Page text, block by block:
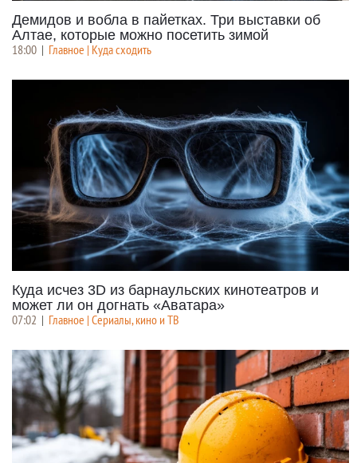
Демидов и вобла в пайетках. Три выставки об
Алтае, которые можно посетить зимой
18:00 Главное | Куда сходить
Куда исчез 3D из барнаульских кинотеатров и
может ли он догнать «Аватара»
07:02 | Главное | Сериалы, кино и ТВ